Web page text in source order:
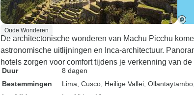
Oude Wonderen
De architectonische wonderen van Machu Picchu
astronomische uitlijningen en Inca-architectuur.
hotels zorgen voor comfort tijdens je verkenning van
Duur
8 dagen
Bestemmingen
Lima , Cusco , Heilige Vallei , Ollantaytambo